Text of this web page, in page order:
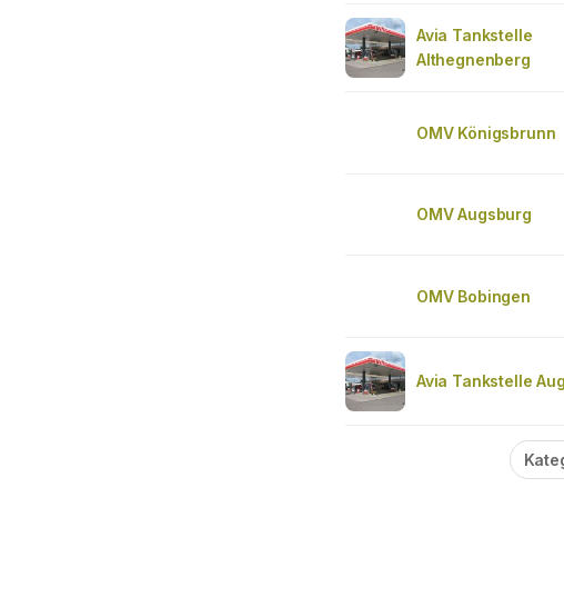
Avia Tankstelle
Althegnenberg
OMV Königsbrunn
OMV Augsburg
OMV Bobingen
Avia Tankstelle